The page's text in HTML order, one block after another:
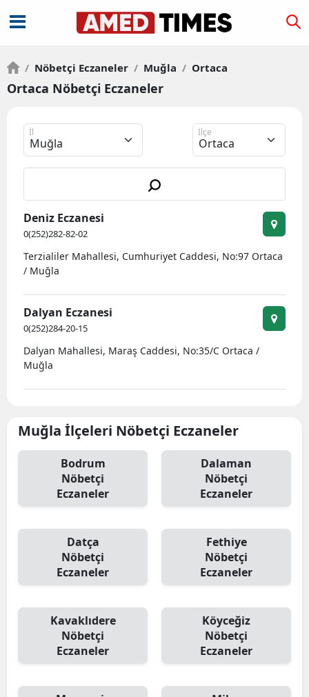
/ Nöbetçi Eczaneler / Muğla / Ortaca
Ortaca Nöbetçi Eczaneler
İl İlçe
Deniz Eczanesi
0(252)282-82-02
Terzialiler Mahallesi, Cumhuriyet Caddesi, No:97 Ortaca
/ Muğla
Dalyan Eczanesi
0(252)284-20-15
Dalyan Mahallesi, Maraş Caddesi, No:35/C Ortaca /
Muğla
Muğla İlçeleri Nöbetçi Eczaneler
Bodrum
Nöbetçi
Eczaneler
Dalaman
Nöbetçi
Eczaneler
Datça
Nöbetçi
Eczaneler
Fethiye
Nöbetçi
Eczaneler
Kavaklıdere
Nöbetçi
Eczaneler
Köyceğiz
Nöbetçi
Eczaneler